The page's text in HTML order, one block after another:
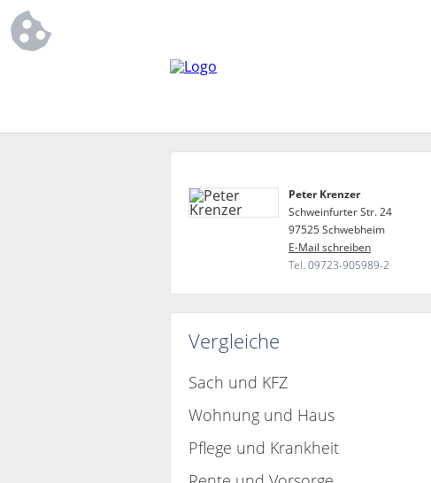
Peter Krenzer
Schweinfurter Str. 24
97525 Schwebheim
E-Mail schreiben
Tel. 09723-905989-2
Vergleiche
Sach und KFZ
Wohnung und Haus
Pflege und Krankheit